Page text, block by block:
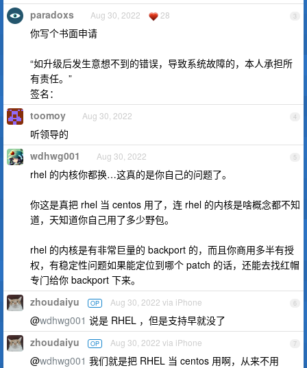
3
paradoxs Aug 30, 2022 28
你写个书面申请
“如升级后发生意想不到的错误，导致系统故障的，本人承担所
有责任。”
签名：
4
toomoy Aug 30, 2022
听领导的
5
wdhwg001 Aug 30, 2022
rhel 的内核你都换…这真的是你自己的问题了。
你这是真把 rhel 当 centos 用了，连 rhel 的内核是啥概念都不知
道，天知道你自己用了多少野包。
rhel 的内核是有非常巨量的 backport 的，而且你商用多半有授
权，有稳定性问题如果能定位到哪个 patch 的话，还能去找红帽
专门给你 backport 下来。
6
zhoudaiyu OP Aug 30, 2022 via iPhone
@wdhwg001 说是 RHEL ，但是支持早就没了
7
zhoudaiyu OP Aug 30, 2022 via iPhone
@wdhwg001 我们就是把 RHEL 当 centos 用啊，从来不用